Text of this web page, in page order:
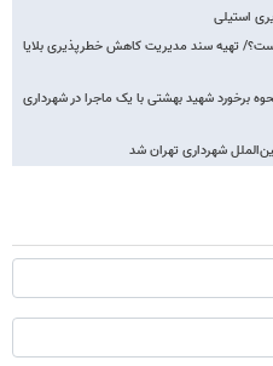
استیلی
تهیه سند مدیریت کاهش خطرپذیری بلایا
برخورد شهید بهشتی با یک ماجرا در شهرداری
شهرداری تهران شد